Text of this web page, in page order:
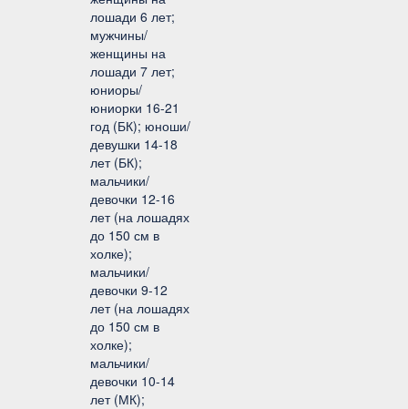
лошади 6 лет;
мужчины/
женщины на
лошади 7 лет;
юниоры/
юниорки 16-21
год (БК); юноши/
девушки 14-18
лет (БК);
мальчики/
девочки 12-16
лет (на лошадях
до 150 см в
холке);
мальчики/
девочки 9-12
лет (на лошадях
до 150 см в
холке);
мальчики/
девочки 10-14
лет (МК);